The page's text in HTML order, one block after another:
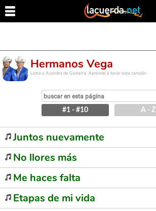
Hermanos Vega
Letra y Acordes de Guitarra. Aprende a tocar esta canción
#1 - #10 A - Z
Juntos nuevamente
No llores más
Me haces falta
Etapas de mi vida